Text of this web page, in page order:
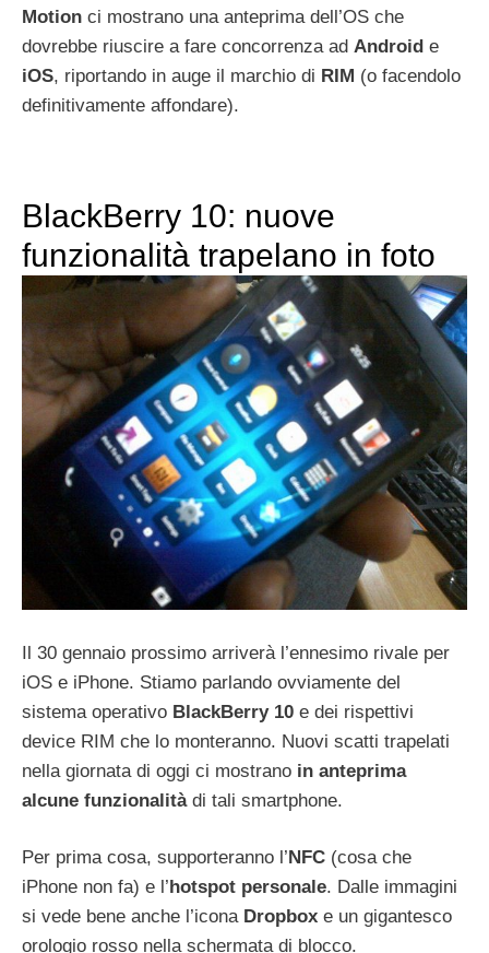
Motion ci mostrano una anteprima dell’OS che
dovrebbe riuscire a fare concorrenza ad Android e
iOS, riportando in auge il marchio di RIM (o facendolo
definitivamente affondare).
BlackBerry 10: nuove
funzionalità trapelano in foto
Il 30 gennaio prossimo arriverà l’ennesimo rivale per
iOS e iPhone. Stiamo parlando ovviamente del
sistema operativo BlackBerry 10 e dei rispettivi
device RIM che lo monteranno. Nuovi scatti trapelati
nella giornata di oggi ci mostrano in anteprima
alcune funzionalitàdi tali smartphone.
Per prima cosa, supporteranno l’ NFC (cosa che
iPhone non fa) e l’ hotspot personale. Dalle immagini
si vede bene anche l’icona Dropbox e un gigantesco
orologio rosso nella schermata di blocco.